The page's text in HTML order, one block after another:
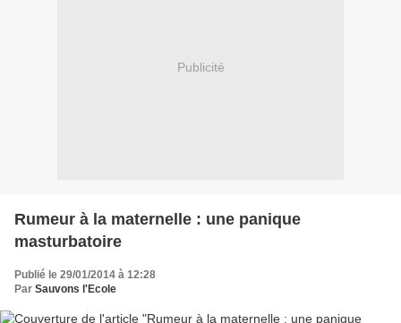
Publicité
Rumeur à la maternelle : une panique
masturbatoire
Publié le 29/01/2014 à 12:28
Par Sauvons l'Ecole